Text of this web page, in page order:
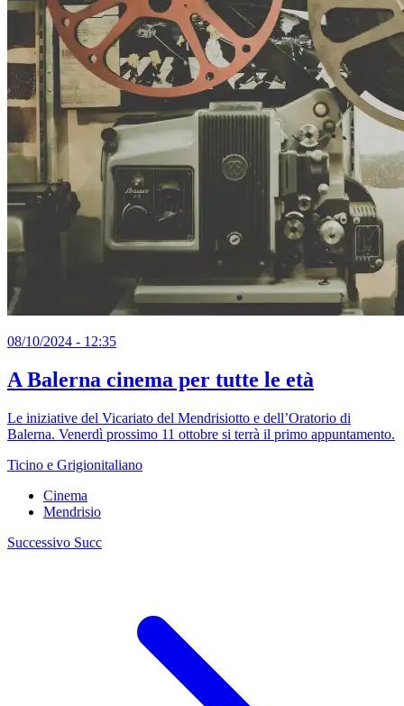
08/10/2024 - 12:35
A Balerna cinema per tutte le età
Le iniziative del Vicariato del Mendrisiotto e dell’Oratorio di
Balerna. Venerdì prossimo 11 ottobre si terrà il primo appuntamento.
Ticino e Grigionitaliano
Cinema
Mendrisio
Successivo Succ